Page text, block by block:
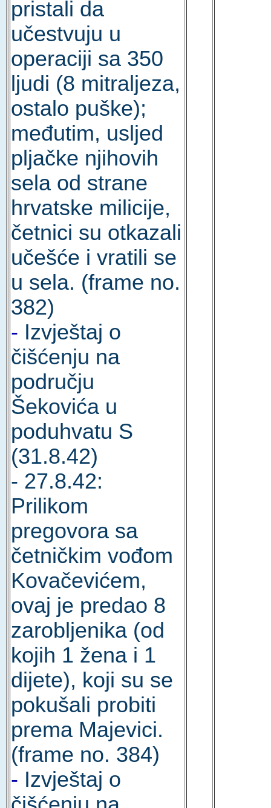
pristali da
učestvuju u
operaciji sa 350
ljudi (8 mitraljeza,
ostalo puške);
međutim, usljed
pljačke njihovih
sela od strane
hrvatske milicije,
četnici su otkazali
učešće i vratili se
u sela. (frame no.
382)
- Izvještaj o
čišćenju na
području
Šekovića u
poduhvatu S
(31.8.42)
- 27.8.42:
Prilikom
pregovora sa
četničkim vođom
Kovačevićem,
ovaj je predao 8
zarobljenika (od
kojih 1 žena i 1
dijete), koji su se
pokušali probiti
prema Majevici.
(frame no. 384)
- Izvještaj o